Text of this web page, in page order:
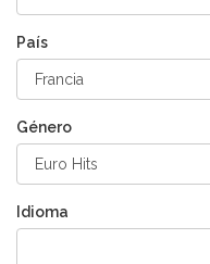
País
Género
Idioma